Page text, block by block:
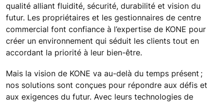
qualité alliant fluidité, sécurité, durabilité et vision du
futur. Les propriétaires et les gestionnaires de centre
commercial font confiance à l’expertise de KONE pour
créer un environnement qui séduit les clients tout en
accordant la priorité à leur bien-être.
Mais la vision de KONE va au-delà du temps présent ;
nos solutions sont conçues pour répondre aux défis et
aux exigences du futur. Avec leurs technologies de